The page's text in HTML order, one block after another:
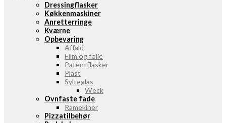
Dressingflasker
Køkkenmaskiner
Anretterringe
Kværne
Opbevaring
Affald
Film og folie
Patentflasker
Plast
Sylteglas
Weck
Ovnfaste fade
Ramekiner
Pizzatilbehør